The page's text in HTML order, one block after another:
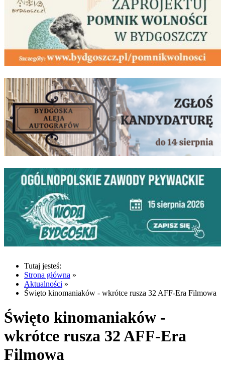
Tutaj jesteś:
Strona główna »
Aktualności »
Święto kinomaniaków - wkrótce rusza 32 AFF-Era Filmowa
Święto kinomaniaków -
wkrótce rusza 32 AFF-Era
Filmowa